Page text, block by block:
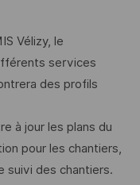
Vélizy, le
services
des profils
à jour les plans du
pour les chantiers,
suivi des chantiers.